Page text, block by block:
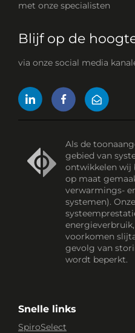
met onze specialisten
Blijf op de
via onze social media
Als de
gebied van
ontwikkelen wij
op maat
verwarmings-
systemen).
voorkomen
gevolg van
wordt beperkt.
Snelle links
SpiroSelect